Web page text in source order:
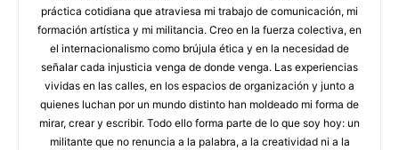
práctica cotidiana que atraviesa mi trabajo de comunicación, mi
formación artística y mi militancia. Creo en la fuerza colectiva, en
el internacionalismo como brújula ética y en la necesidad de
señalar cada injusticia venga de donde venga. Las experiencias
vividas en las calles, en los espacios de organización y junto a
quienes luchan por un mundo distinto han moldeado mi forma de
mirar, crear y escribir. Todo ello forma parte de lo que soy hoy: un
militante que no renuncia a la palabra, a la creatividad ni a la